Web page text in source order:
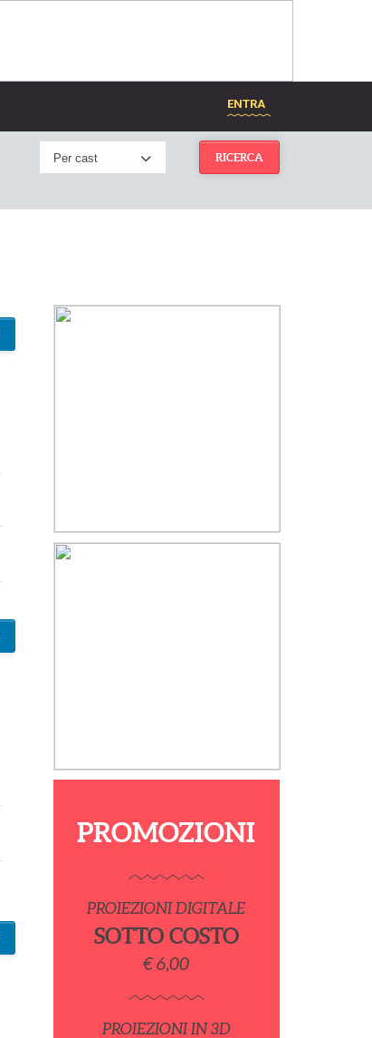
ENTRA
Per cast RICERCA
PROMOZIONI
PROIEZIONI DIGITALE
SOTTO COSTO
€ 6,00
PROIEZIONI IN 3D